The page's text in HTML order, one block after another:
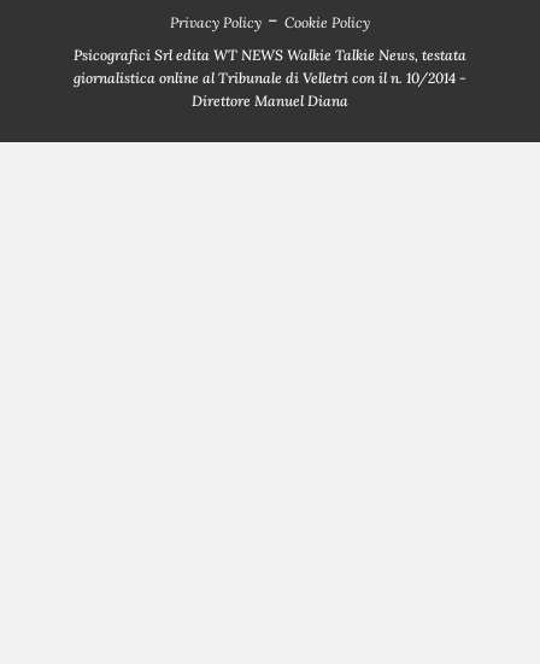
Privacy Policy - Cookie Policy
Psicografici Srl edita WT NEWS Walkie Talkie News, testata
giornalistica online al Tribunale di Velletri con il n. 10/2014 -
Direttore Manuel Diana